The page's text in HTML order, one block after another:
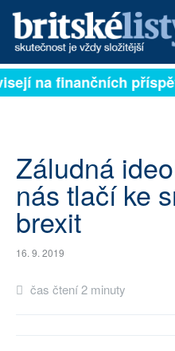
PŘIHLÁSIT
ARCHIV
ROZHOVORY
TÉMATA
na finančních
Záludná
nás tlačí ke
brexit
16. 9. 2019
čas čtení 2 minuty